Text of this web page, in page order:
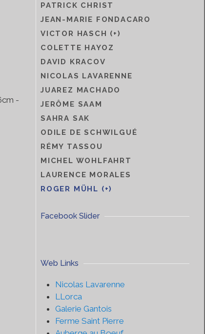
-
PATRICK CHRIST
JEAN-MARIE FONDACARO
VICTOR HASCH (+)
COLETTE HAYOZ
DAVID KRACOV
NICOLAS LAVARENNE
JUAREZ MACHADO
JERÔME SAAM
SAHRA SAK
ODILE DE SCHWILGUÉ
RÉMY TASSOU
MICHEL WOHLFAHRT
LAURENCE MORALES
ROGER MÜHL (+)
Facebook Slider
Web Links
Nicolas Lavarenne
LLorca
Galerie Gantois
Ferme Saint Pierre